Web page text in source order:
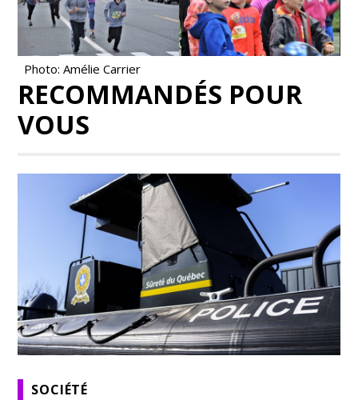
Photo: Amélie Carrier
RECOMMANDÉS POUR
VOUS
SOCIÉTÉ